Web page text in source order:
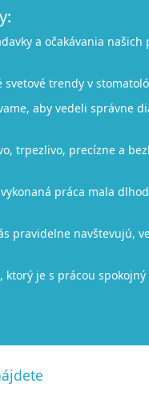
a očakávania
svetové trendy v
aby vedeli správne
trpezlivo, precízne a
práca mala
pravidelne navštevujú,
je s prácou